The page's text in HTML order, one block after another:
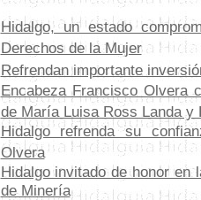
Hidalgo, un estado
Derechos de la Mujer
Refrendan importante
Encabeza Francisco Olvera
de María Luisa Ross Landa y
Hidalgo refrenda su
Olvera
Hidalgo invitado de honor en
de Minería